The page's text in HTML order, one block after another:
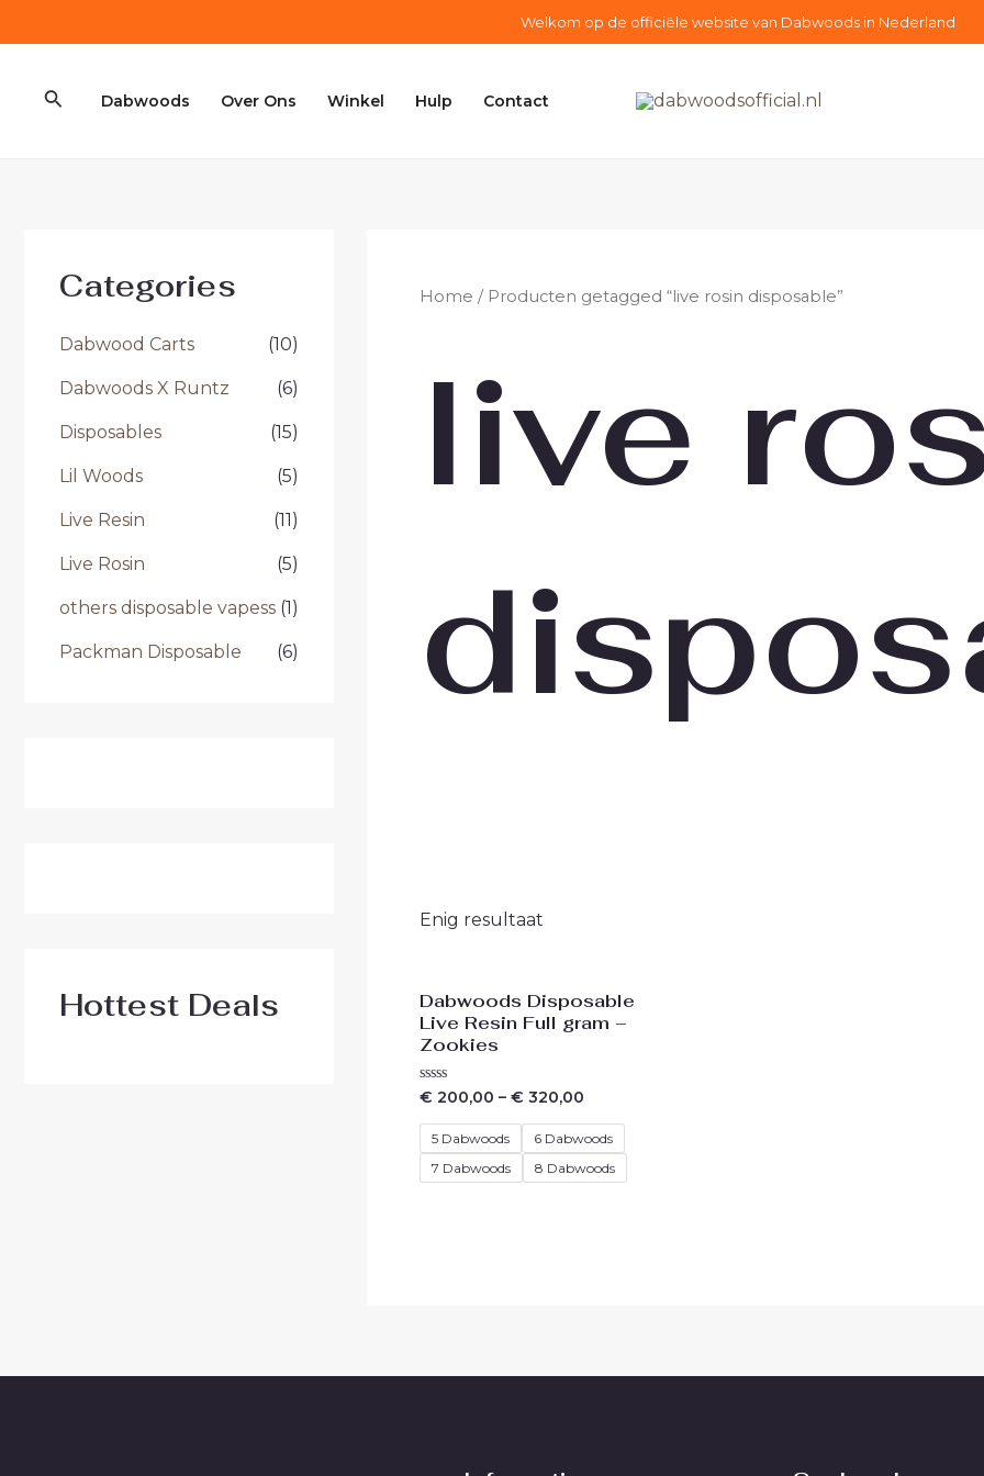
naar
inhoud
Welkom op de officiële website van Dabwoods in Nederland
ZoekenDabwoods Over Ons Winkel Hulp Contact
Categories
Dabwood Carts (10)
Dabwoods X Runtz (6)
Disposables (15)
Lil Woods (5)
Live Resin (11)
Live Rosin (5)
others disposable vapess (1)
Packman Disposable (6)
Hottest Deals
Home / Producten getagged “live rosin disposable”
live
Enig resultaat
Dabwoods Disposable
Live Resin Full gram –
Zookies
Waardering
uit
€ 200,00 – € 320,00
5 Dabwoods
6 Dabwoods
7 Dabwoods
8 Dabwoods